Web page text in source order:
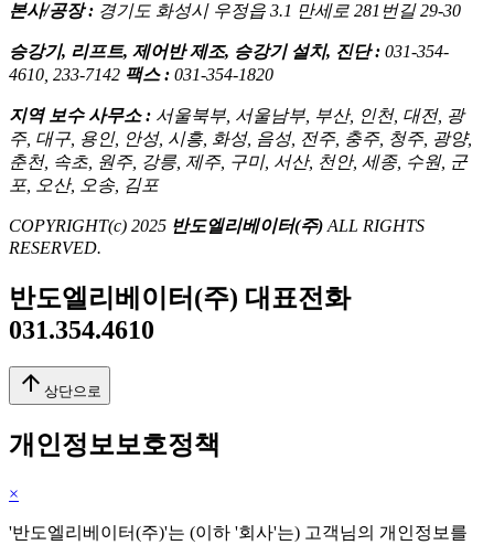
본사/공장 : 경기도 화성시 우정읍 3.1 만세로 281번길 29-30
승강기, 리프트, 제어반 제조, 승강기 설치, 진단 : 031-354-
4610, 233-7142 팩스 : 031-354-1820
지역 보수 사무소 : 서울북부, 서울남부, 부산, 인천, 대전, 광
주, 대구, 용인, 안성, 시흥, 화성, 음성, 전주, 충주, 청주, 광양,
춘천, 속초, 원주, 강릉, 제주, 구미, 서산, 천안, 세종, 수원, 군
포, 오산, 오송, 김포
COPYRIGHT(c) 2025 반도엘리베이터(주) ALL RIGHTS
RESERVED.
반도엘리베이터(주) 대표전화
031.354.4610
arrow_upward 상단으로
개인정보보호정책
×
'반도엘리베이터(주)'는 (이하 '회사'는) 고객님의 개인정보를